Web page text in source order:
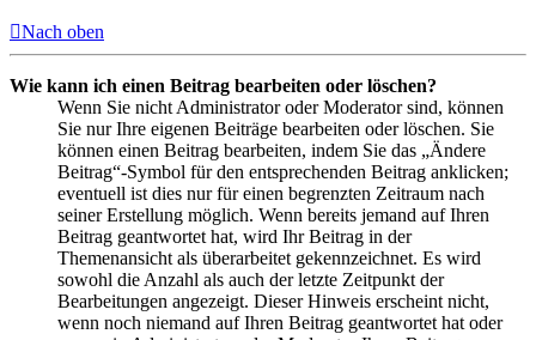
Nach oben
Wie kann ich einen Beitrag bearbeiten oder löschen?
Wenn Sie nicht Administrator oder Moderator sind, können
Sie nur Ihre eigenen Beiträge bearbeiten oder löschen. Sie
können einen Beitrag bearbeiten, indem Sie das „Ändere
Beitrag“-Symbol für den entsprechenden Beitrag anklicken;
eventuell ist dies nur für einen begrenzten Zeitraum nach
seiner Erstellung möglich. Wenn bereits jemand auf Ihren
Beitrag geantwortet hat, wird Ihr Beitrag in der
Themenansicht als überarbeitet gekennzeichnet. Es wird
sowohl die Anzahl als auch der letzte Zeitpunkt der
Bearbeitungen angezeigt. Dieser Hinweis erscheint nicht,
wenn noch niemand auf Ihren Beitrag geantwortet hat oder